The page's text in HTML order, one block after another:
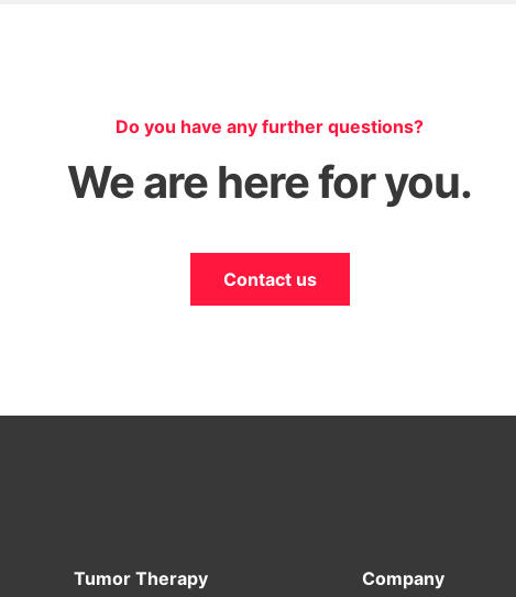
Do you have any further questions?
We are here for you.
Contact us
Tumor Therapy Company